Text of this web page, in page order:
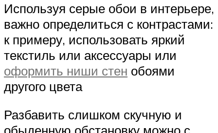
Используя серые обои в интерьере,
важно определиться с контрастами:
к примеру, использовать яркий
текстиль или аксессуары или
оформить ниши стен обоями
другого цвета
Разбавить слишком скучную и